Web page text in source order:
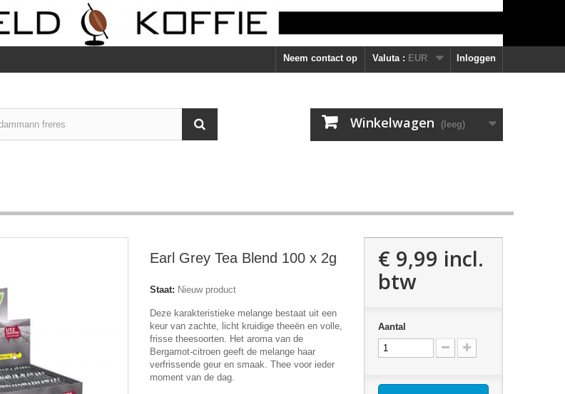
Inloggen
Valuta : EUR
Neem contact op
Winkelwagen (leeg)
Earl Grey Tea Blend 100 x 2g
Staat: Nieuw product
Deze karakteristieke melange bestaat uit een
keur van zachte, licht kruidige theeën en volle,
frisse theesoorten. Het aroma van de
Bergamot-citroen geeft de melange haar
verfrissende geur en smaak. Thee voor ieder
moment van de dag.
€ 9,99 incl.
btw
Aantal